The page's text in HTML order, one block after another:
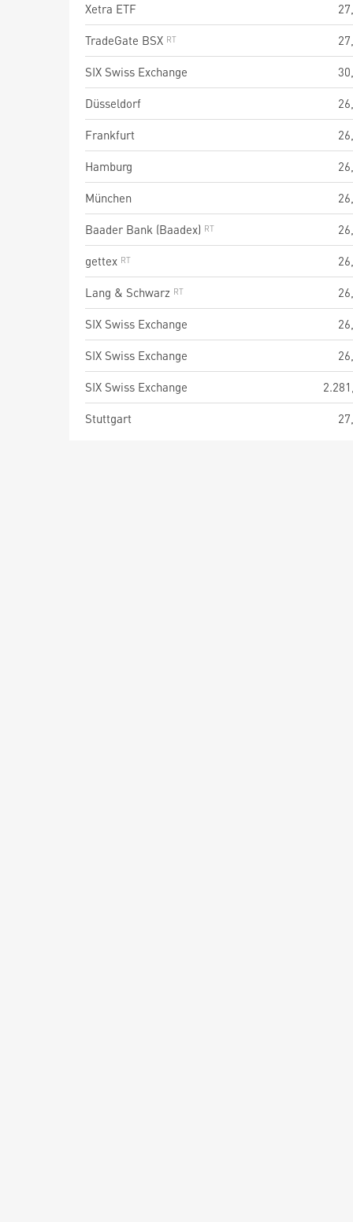
Xetra ETF
TradeGate BSX
SIX Swiss Exchange
Düsseldorf
Frankfurt
Hamburg
München
Baader Bank (Baadex)
gettex
Lang & Schwarz
SIX Swiss Exchange
SIX Swiss Exchange
SIX Swiss Exchange
Stuttgart